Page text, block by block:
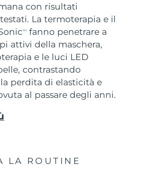
con risultati
La termoterapia e il
TM
fanno penetrare a
attivi della maschera,
e le luci LED
contrastando
perdita di elasticità e
al passare degli anni.
LA ROUTINE